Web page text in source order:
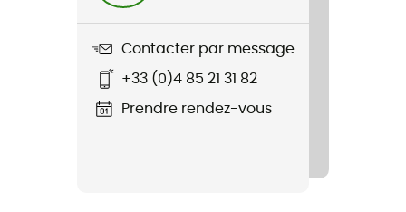
Nom du produit
Contacter par message
+33 (0)4 85 21 31 82
Prendre rendez-vous